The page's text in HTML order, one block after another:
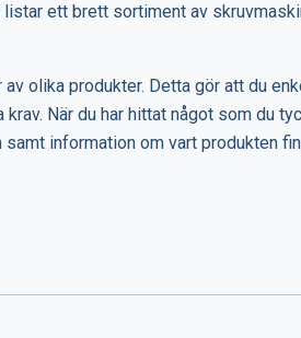
ett brett sortiment av
olika produkter. Detta gör att du
När du har hittat något som du
information om vart produkten